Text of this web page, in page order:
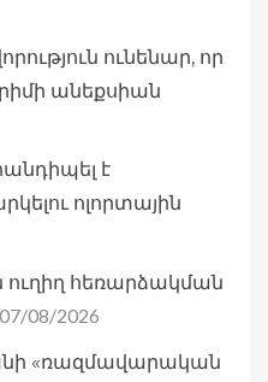
ունենար, որ
անեքսիան
է
ոլորտային
ուղիղ հեռարձակման
07/08/2026
«ռազմավարական